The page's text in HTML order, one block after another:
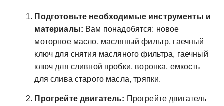
Подготовьте необходимые инструменты и
материалы: Вам понадобятся: новое
моторное масло, масляный фильтр, гаечный
ключ для снятия масляного фильтра, гаечный
ключ для сливной пробки, воронка, емкость
для слива старого масла, тряпки.
Прогрейте двигатель: Прогрейте двигатель